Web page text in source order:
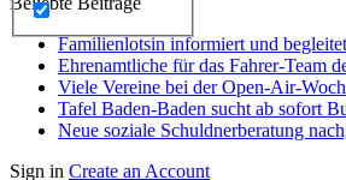
Familienlotsin informiert und begleitet
Ehrenamtliche für das Fahrer-Team
Viele Vereine bei der Open-Air-
Tafel Baden-Baden sucht ab sofort
Neue soziale Schuldnerberatung
Sign in Create an Account